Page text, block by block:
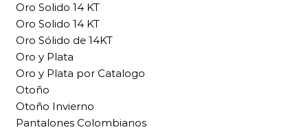
Oro Solido 14 KT
Oro Solido 14 KT
Oro Sólido de 14KT
Oro y Plata
Oro y Plata por Catalogo
Otoño
Otoño Invierno
Pantalones Colombianos